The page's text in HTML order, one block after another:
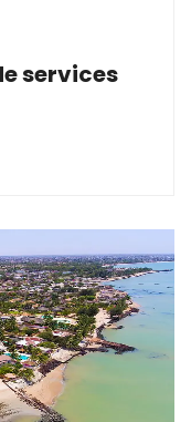
services